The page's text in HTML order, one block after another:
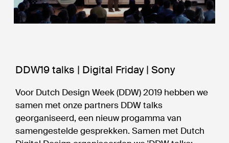
DDW19 talks | Digital Friday | Sony
Voor Dutch Design Week (DDW) 2019 hebben we
samen met onze partners DDW talks
georganiseerd, een nieuw progamma van
samengestelde gesprekken. Samen met Dutch